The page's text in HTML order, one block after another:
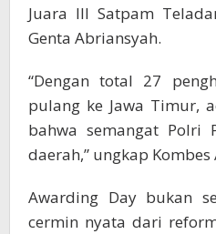
Juara III Satpam
Genta Abriansyah.
“Dengan total 27
pulang ke Jawa Timur,
bahwa semangat Polri
daerah,” ungkap Kombes
Awarding Day bukan
cermin nyata dari